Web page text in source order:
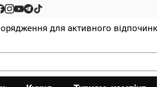
для активного